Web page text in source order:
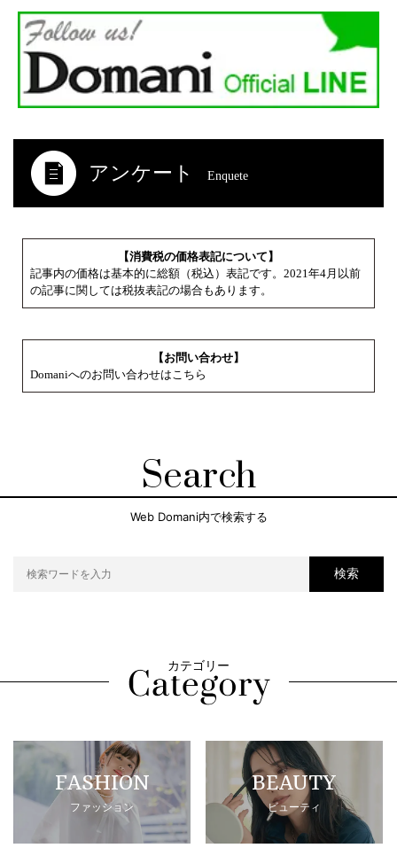
アンケート Enquete
【消費税の価格表記について】
記事内の価格は基本的に総額（税込）表記です。2021年4月以前
の記事に関しては税抜表記の場合もあります。
【お問い合わせ】
Domaniへのお問い合わせはこちら
Search
Web Domani内で検索する
検索
カテゴリー
FASHION
ファッション
BEAUTY
ビューティ